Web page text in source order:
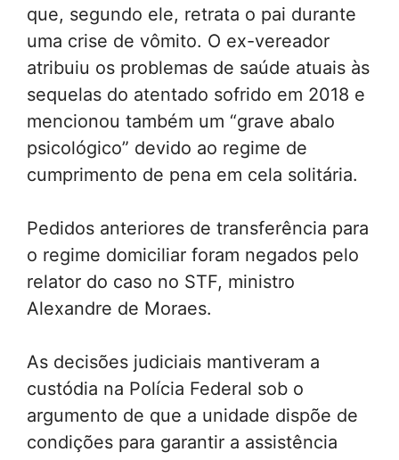
que, segundo ele, retrata o pai durante
uma crise de vômito. O ex-vereador
atribuiu os problemas de saúde atuais às
sequelas do atentado sofrido em 2018 e
mencionou também um “grave abalo
psicológico” devido ao regime de
cumprimento de pena em cela solitária.
Pedidos anteriores de transferência para
o regime domiciliar foram negados pelo
relator do caso no STF, ministro
Alexandre de Moraes.
As decisões judiciais mantiveram a
custódia na Polícia Federal sob o
argumento de que a unidade dispõe de
condições para garantir a assistência